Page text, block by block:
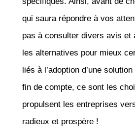
qui saura répondre à vos
pas à consulter divers avis et
les alternatives pour mieux
liés à l’adoption d’une
fin de compte, ce sont les
propulsent les entreprises
radieux et prospère !